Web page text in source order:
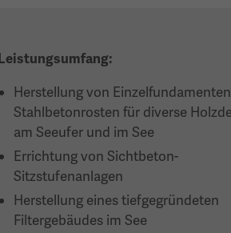
Leistungsumfang:
Herstellung von
Stahlbetonrosten für diverse
am Seeufer und im See
Errichtung von Sichtbeton-
Sitzstufenanlagen
Herstellung eines tiefgegründeten
Filtergebäudes im See